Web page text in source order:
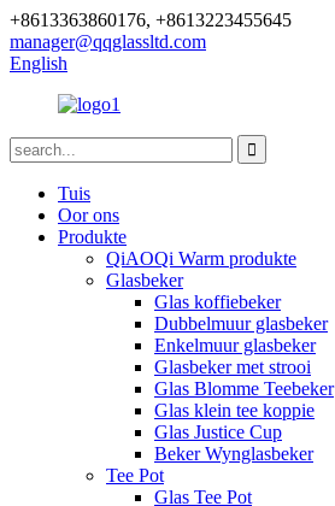
+8613363860176, +8613223455645
manager@qqglassltd.com
English
Tuis
Oor ons
Produkte
QiAOQi Warm produkte
Glasbeker
Glas koffiebeker
Dubbelmuur glasbeker
Enkelmuur glasbeker
Glasbeker met strooi
Glas Blomme Teebeker
Glas klein tee koppie
Glas Justice Cup
Beker Wynglasbeker
Tee Pot
Glas Tee Pot